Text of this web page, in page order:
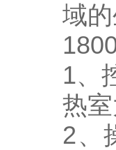
域
1、
热
2、